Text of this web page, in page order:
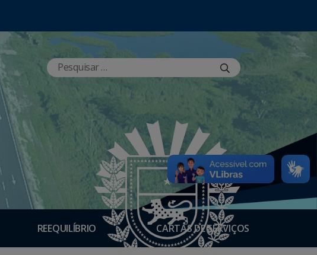
REEQUILÍBRIO CARTAS DE SERVIÇOS